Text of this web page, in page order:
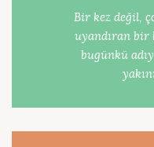
Bir kez değil,
uyandıran bir
bugünkü